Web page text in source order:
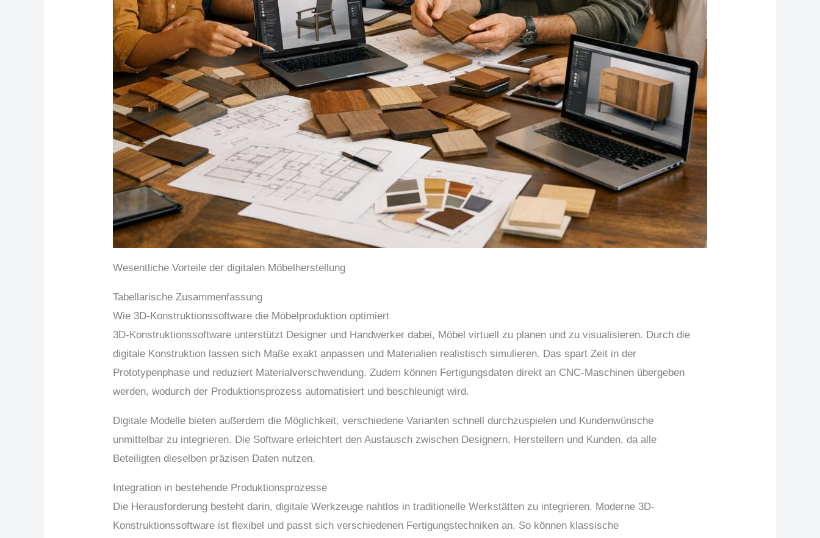
Wesentliche Vorteile der digitalen Möbelherstellung
Tabellarische Zusammenfassung
Wie 3D-Konstruktionssoftware die Möbelproduktion optimiert
3D-Konstruktionssoftware unterstützt Designer und Handwerker dabei, Möbel virtuell zu planen und zu visualisieren. Durch die
digitale Konstruktion lassen sich Maße exakt anpassen und Materialien realistisch simulieren. Das spart Zeit in der
Prototypenphase und reduziert Materialverschwendung. Zudem können Fertigungsdaten direkt an CNC-Maschinen übergeben
werden, wodurch der Produktionsprozess automatisiert und beschleunigt wird.
Digitale Modelle bieten außerdem die Möglichkeit, verschiedene Varianten schnell durchzuspielen und Kundenwünsche
unmittelbar zu integrieren. Die Software erleichtert den Austausch zwischen Designern, Herstellern und Kunden, da alle
Beteiligten dieselben präzisen Daten nutzen.
Integration in bestehende Produktionsprozesse
Die Herausforderung besteht darin, digitale Werkzeuge nahtlos in traditionelle Werkstätten zu integrieren. Moderne 3D-
Konstruktionssoftware ist flexibel und passt sich verschiedenen Fertigungstechniken an. So können klassische